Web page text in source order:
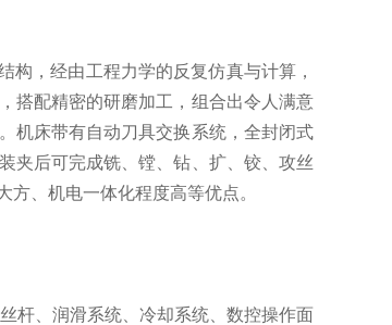
，经由工程力学的反复仿真与计算，
搭配精密的研磨加工，组合出令人满意
机床带有自动刀具交换系统，全封闭式
夹后可完成铣、镗、钻、扩、铰、攻丝
、机电一体化程度高等优点。
杆、润滑系统、冷却系统、数控操作面